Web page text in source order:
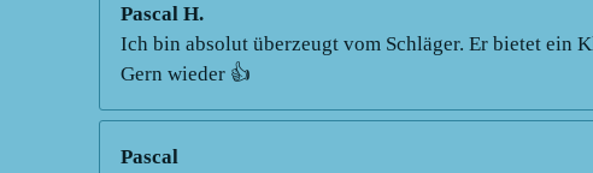
Pascal H.
Ich bin absolut überzeugt vom Schläger. Er bietet ein
Gern wieder 👍
Pascal